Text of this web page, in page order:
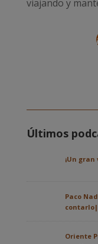
viajando y
Últimos
¡Un
Paco
contarlo|
Oriente